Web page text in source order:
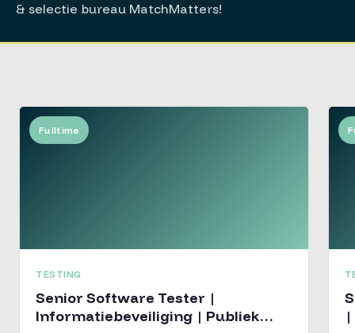
& selectie bureau MatchMatters!
Fulltime
TESTING
Senior Software Tester |
Informatiebeveiliging | Publiek